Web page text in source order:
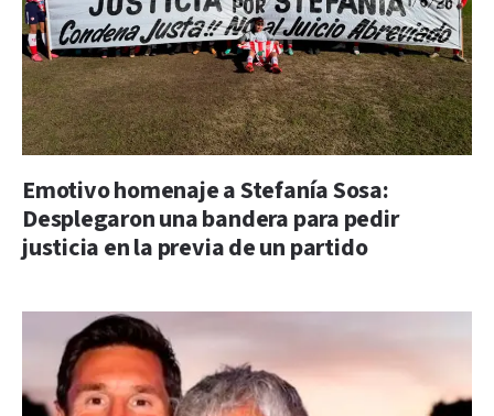
Emotivo homenaje a Stefanía Sosa:
Desplegaron una bandera para pedir
justicia en la previa de un partido